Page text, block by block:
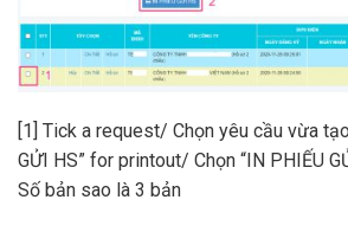
[1] Tick a request/ Chọn yêu cầu vừa tạo
GỬI HS” for printout/ Chọn “IN PHIẾU
Số bản sao là 3 bản